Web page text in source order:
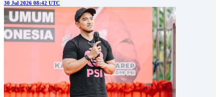
30 Jul 2026 08:42 UTC